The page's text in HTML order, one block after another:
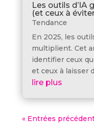
Les outils d’IA
(et ceux à
Tendance
En 2025, les
multiplient. Cet
identifier ceux
et ceux à laisser
lire plus
« Entrées